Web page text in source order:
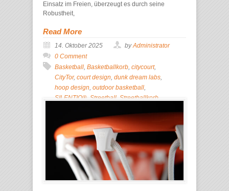
Einsatz im Freien, überzeugt es durch seine
Robustheit,
Read More
14. Oktober 2025 byAdministrator
0 Comment
Basketball, Basketballkorb, citycourt,
CityTor, court design, dunk dream labs,
hoop design, outdoor basketball,
SILENTIQ® Streetball Streetballkorb